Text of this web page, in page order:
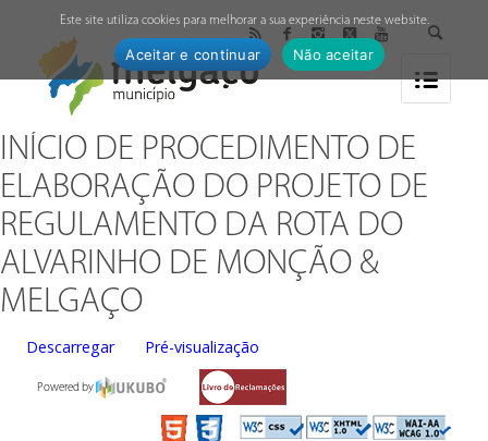
INÍCIO DE PROCEDIMENTO DE
ELABORAÇÃO DO PROJETO DE
REGULAMENTO DA ROTA DO
ALVARINHO DE MONÇÃO &
MELGAÇO
Descarregar Pré-visualização
Powered by
Este site utiliza cookies para melhorar a sua experiência neste website.
Aceitar e continuar Não aceitar